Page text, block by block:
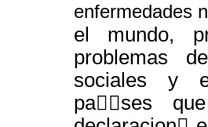
enfermedades
el mundo,
problemas
sociales y
pa￿￿ses